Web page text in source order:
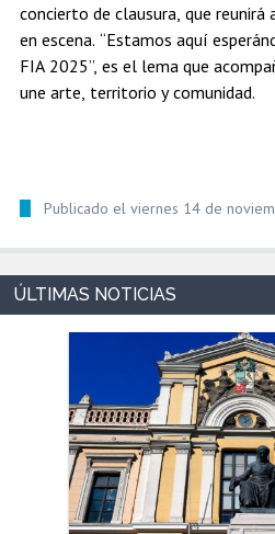
concierto de clausura, que reunirá
en escena. “Estamos aquí
FIA 2025”, es el lema que
une arte, territorio y comunidad.
Publicado el viernes 14 de